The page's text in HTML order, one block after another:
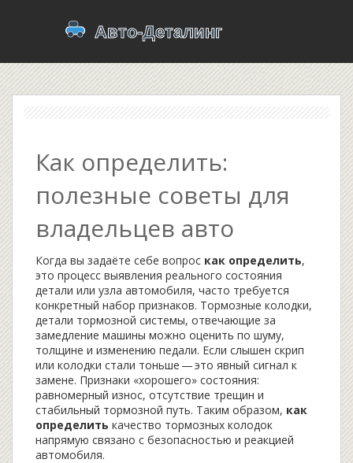
Как определить:
полезные советы для
владельцев авто
Когда вы задаёте себе вопрос как определить,
это процесс выявления реального состояния
детали или узла автомобиля, часто требуется
конкретный набор признаков. Тормозные колодки,
детали тормозной системы, отвечающие за
замедление машины можно оценить по шуму,
толщине и изменению педали. Если слышен скрип
или колодки стали тоньше — это явный сигнал к
замене. Признаки «хорошего» состояния:
равномерный износ, отсутствие трещин и
стабильный тормозной путь. Таким образом, как
определить качество тормозных колодок
напрямую связано с безопасностью и реакцией
автомобиля.